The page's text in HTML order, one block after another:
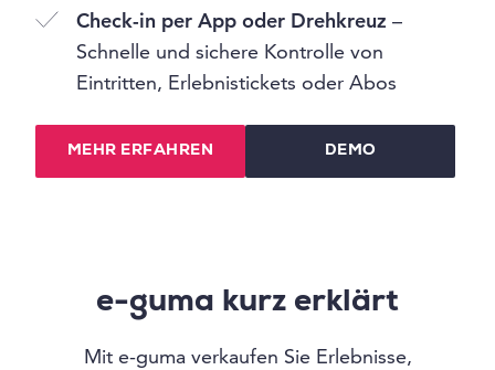
Check-in per App oder Drehkreuz –
Schnelle und sichere Kontrolle von
Eintritten, Erlebnistickets oder Abos
MEHR ERFAHREN DEMO
e-guma kurz erklärt
Mit e-guma verkaufen Sie Erlebnisse,